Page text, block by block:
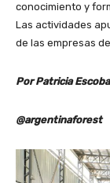
conocimiento y
Las actividades
de las empresas
Por Patricia
@argentinaforest